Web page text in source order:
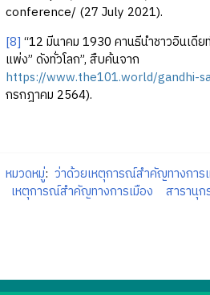
conference/ (27 July 2021).
[8] “12 มีนาคม 1930 คานธีนำชาวอินเดีย
แพ่ง” ดังทั่วโลก”, สืบค้นจาก
https://www.the101.world/gandhi-
กรกฎาคม 2564).
หมวดหมู่: ว่าด้วยเหตุการณ์สำคัญทางการ
เหตุการณ์สำคัญทางการเมือง
สารานุ